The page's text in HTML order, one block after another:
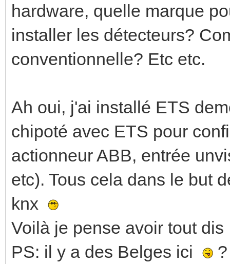
hardware, quelle marque
installer les détecteurs?
conventionnelle? Etc etc.
Ah oui, j'ai installé ETS
chipoté avec ETS pour
actionneur ABB, entrée
etc). Tous cela dans le but
knx
Voilà je pense avoir tout
PS: il y a des Belges ici
?